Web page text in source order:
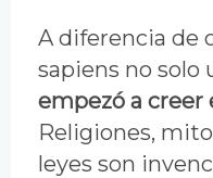
A diferencia de
sapiens no solo
empezó a creer
Religiones,
leyes son